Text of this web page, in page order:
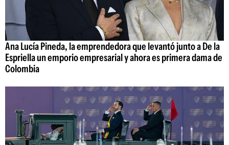
Ana Lucía Pineda, la emprendedora que levantó junto a De la
Espriella un emporio empresarial y ahora es primera dama de
Colombia